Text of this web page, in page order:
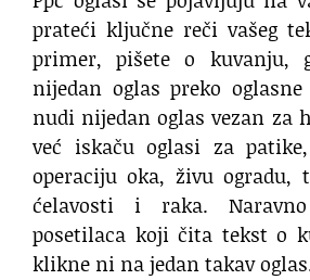
prateći ključne reči vašeg
primer, pišete o kuvanju,
nijedan oglas preko
nudi nijedan oglas vezan za
već iskaču oglasi za
operaciju oka, živu ogradu,
ćelavosti i raka.
posetilaca koji čita tekst o
klikne ni na jedan takav